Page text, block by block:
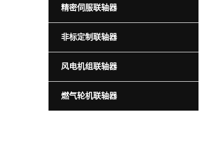
精密伺服联轴器
非标定制联轴器
风电机组联轴器
燃气轮机联轴器